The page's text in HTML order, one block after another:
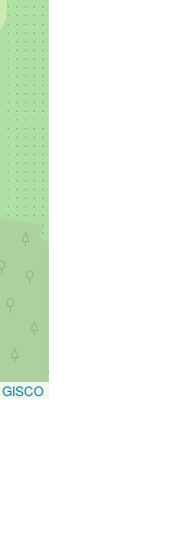
GISCO